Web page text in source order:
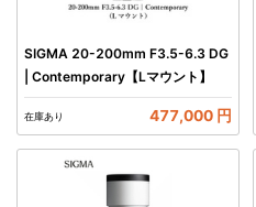
SIGMA 20-200mm F3.5-6.3 DG
| Contemporary【Lマウント】
在庫あり 477,000 円